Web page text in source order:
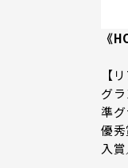
《
【
グ
準グ
優秀
入